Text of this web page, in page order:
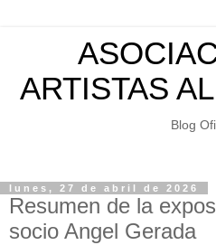
ARTISTAS
Blog
lunes, 27 de abril de 2026
Resumen de la
socio Angel Gerada